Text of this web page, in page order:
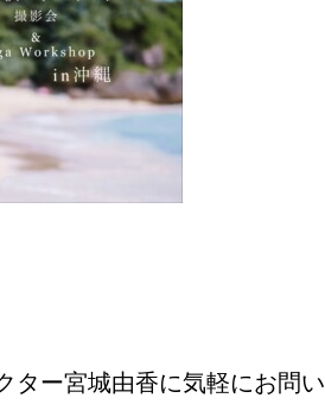
ター宮城由香に気軽にお問い